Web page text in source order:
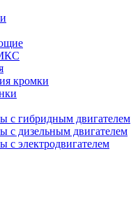
кромки
с гибридным двигателем
с дизельным двигателем
с электродвигателем